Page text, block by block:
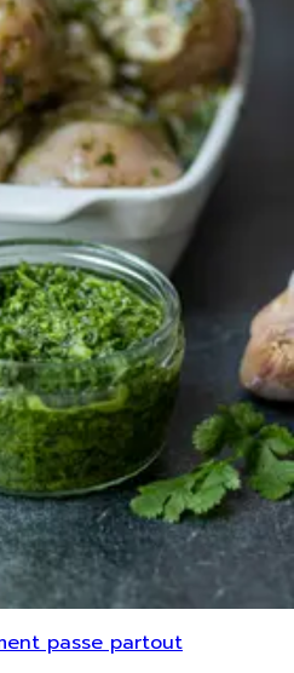
passe partout